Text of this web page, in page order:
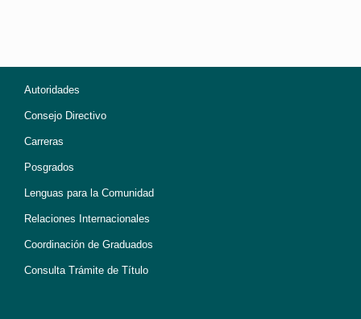
Autoridades
Consejo Directivo
Carreras
Posgrados
Lenguas para la Comunidad
Relaciones Internacionales
Coordinación de Graduados
Consulta Trámite de Título